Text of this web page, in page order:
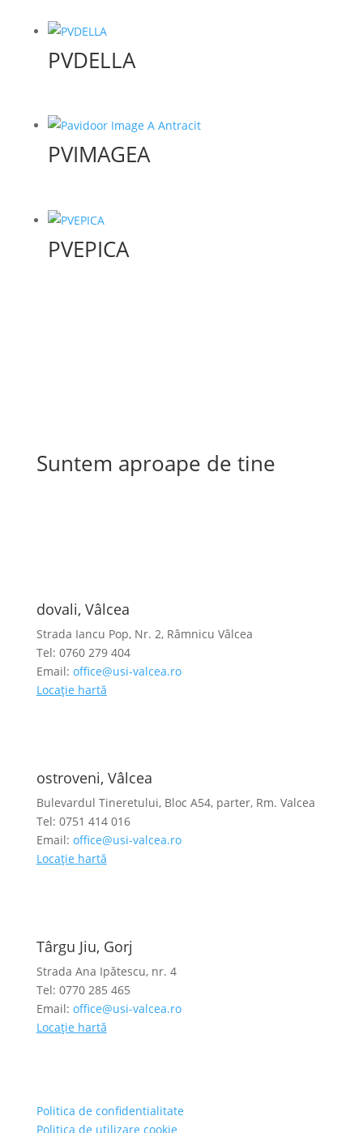
PVDELLA
PVIMAGEA
PVEPICA
Suntem aproape de tine
dovali, Vâlcea
Strada Iancu Pop, Nr. 2, Râmnicu Vâlcea
Tel: 0760 279 404
Email: office@usi-valcea.ro
Locație hartă
ostroveni, Vâlcea
Bulevardul Tineretului, Bloc A54, parter, Rm. Valcea
Tel: 0751 414 016
Email: office@usi-valcea.ro
Locație hartă
Târgu Jiu, Gorj
Strada Ana Ipătescu, nr. 4
Tel: 0770 285 465
Email: office@usi-valcea.ro
Locație hartă
Politica de confidentialitate
Politica de utilizare cookie